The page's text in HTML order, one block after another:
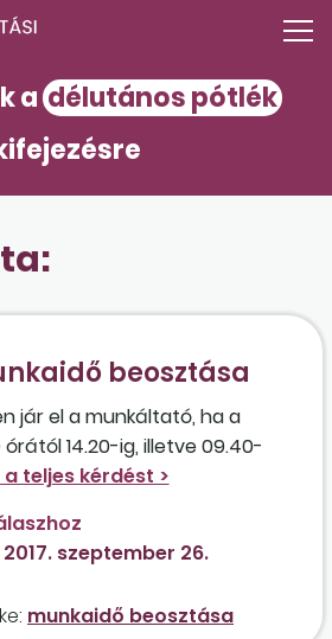
a délutános pótlék
beosztása
jár el a munkáltató, ha a
14.20-ig, illetve 09.40-
két műszakos
munkavállalók
munkaidőkeretben számolja
szombati napra 06.00-
lesz?
2017. szeptember 26.
munkaidő beosztása